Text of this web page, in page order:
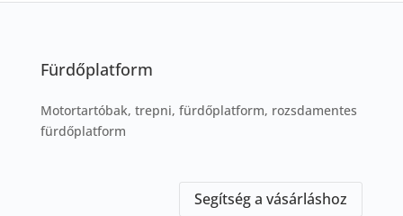
Fürdőplatform
Motortartóbak, trepni, fürdőplatform, rozsdamentes
fürdőplatform
Segítség a vásárláshoz